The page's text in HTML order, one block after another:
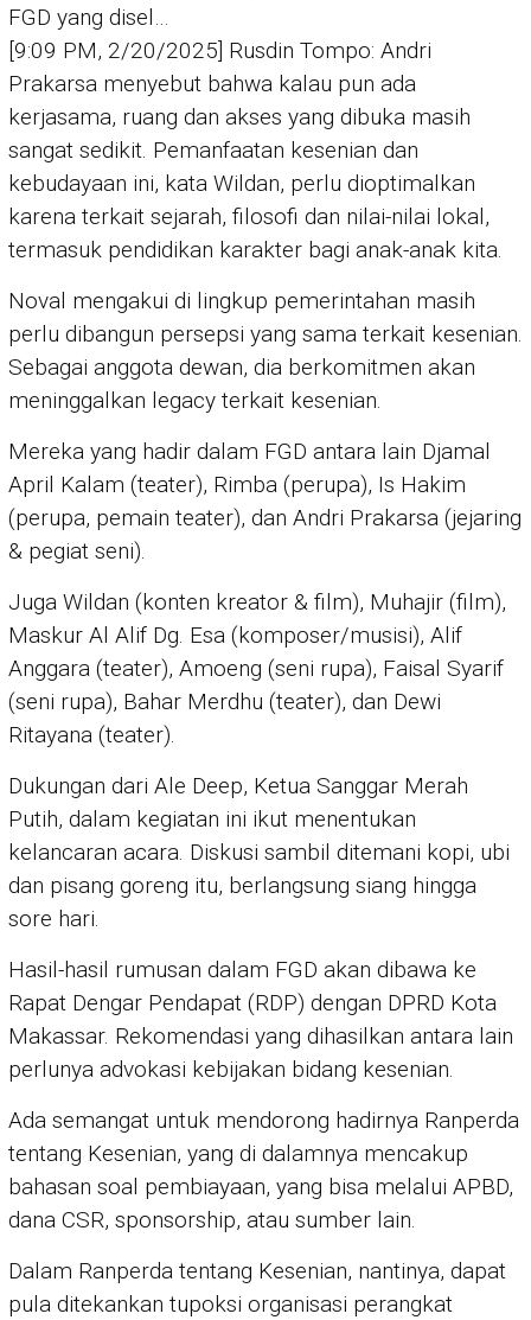
FGD yang disel…
[9:09 PM, 2/20/2025] Rusdin Tompo: Andri
Prakarsa menyebut bahwa kalau pun ada
kerjasama, ruang dan akses yang dibuka masih
sangat sedikit. Pemanfaatan kesenian dan
kebudayaan ini, kata Wildan, perlu dioptimalkan
karena terkait sejarah, filosofi dan nilai-nilai lokal,
termasuk pendidikan karakter bagi anak-anak kita.
Noval mengakui di lingkup pemerintahan masih
perlu dibangun persepsi yang sama terkait kesenian.
Sebagai anggota dewan, dia berkomitmen akan
meninggalkan legacy terkait kesenian.
Mereka yang hadir dalam FGD antara lain Djamal
April Kalam (teater), Rimba (perupa), Is Hakim
(perupa, pemain teater), dan Andri Prakarsa (jejaring
& pegiat seni).
Juga Wildan (konten kreator & film), Muhajir (film),
Maskur Al Alif Dg. Esa (komposer/musisi), Alif
Anggara (teater), Amoeng (seni rupa), Faisal Syarif
(seni rupa), Bahar Merdhu (teater), dan Dewi
Ritayana (teater).
Dukungan dari Ale Deep, Ketua Sanggar Merah
Putih, dalam kegiatan ini ikut menentukan
kelancaran acara. Diskusi sambil ditemani kopi, ubi
dan pisang goreng itu, berlangsung siang hingga
sore hari.
Hasil-hasil rumusan dalam FGD akan dibawa ke
Rapat Dengar Pendapat (RDP) dengan DPRD Kota
Makassar. Rekomendasi yang dihasilkan antara lain
perlunya advokasi kebijakan bidang kesenian.
Ada semangat untuk mendorong hadirnya Ranperda
tentang Kesenian, yang di dalamnya mencakup
bahasan soal pembiayaan, yang bisa melalui APBD,
dana CSR, sponsorship, atau sumber lain.
Dalam Ranperda tentang Kesenian, nantinya, dapat
pula ditekankan tupoksi organisasi perangkat